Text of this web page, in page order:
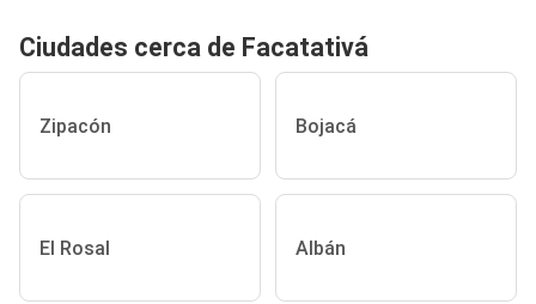
Ciudades cerca de Facatativá
Zipacón Bojacá
El Rosal Albán